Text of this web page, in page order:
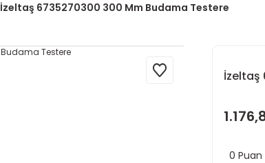
İzeltaş 6735270300 300 Mm Budama Testere
İzeltaş
0